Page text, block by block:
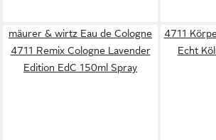
mäurer & wirtz Eau de Cologne
4711 Remix Cologne Lavender
Edition EdC 150ml Spray
4711
Echt